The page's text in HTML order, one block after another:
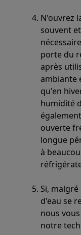
N'ouvrez
souvent
porte du
après
ambiante
qu'en
humidité
ouverte
longue
à
Si, malgré
d'eau se
nous
notre